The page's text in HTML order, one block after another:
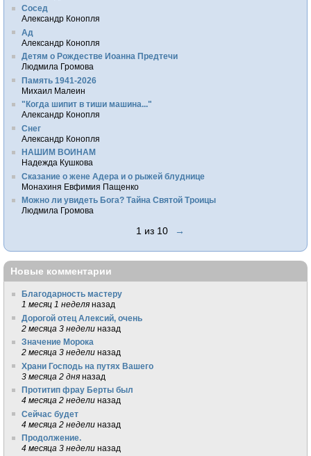
Сосед
Александр Конопля
Ад
Александр Конопля
Детям о Рождестве Иоанна Предтечи
Людмила Громова
Память 1941-2026
Михаил Малеин
"Когда шипит в тиши машина..."
Александр Конопля
Снег
Александр Конопля
НАШИМ ВОИНАМ
Надежда Кушкова
Сказание о жене Адера и о рыжей блуднице
Монахиня Евфимия Пащенко
Можно ли увидеть Бога? Тайна Святой Троицы
Людмила Громова
1 из 10 →
Новые комментарии
Благодарность мастеру
1 месяц 1 неделя назад
Дорогой отец Алексий, очень
2 месяца 3 недели назад
Значение Морока
2 месяца 3 недели назад
Храни Господь на путях Вашего
3 месяца 2 дня назад
Протитип фрау Берты был
4 месяца 2 недели назад
Сейчас будет
4 месяца 2 недели назад
Продолжение.
4 месяца 3 недели назад